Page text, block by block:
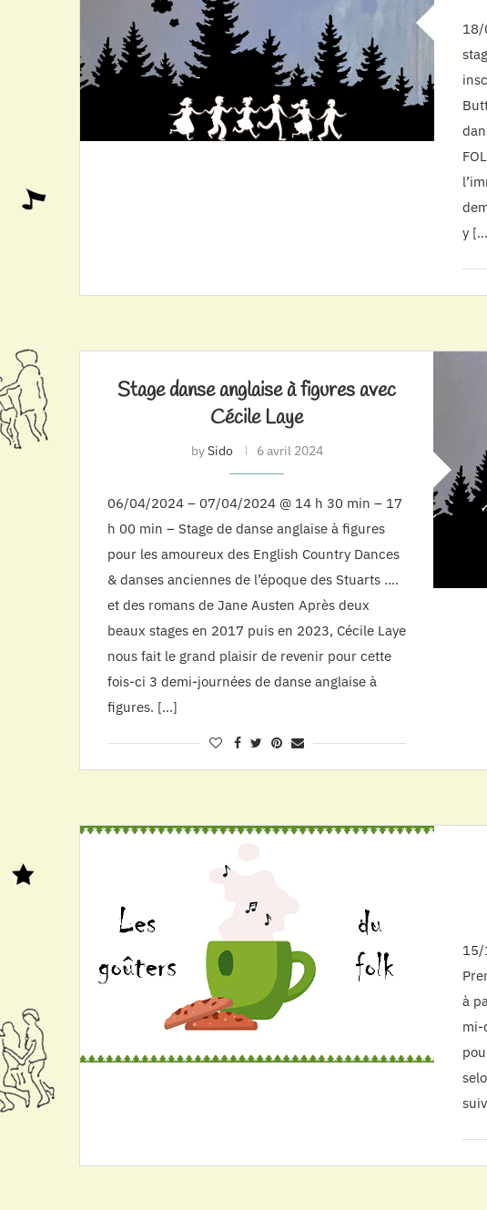
18/
y
Stage danse anglaise à figures avec
Cécile Laye
bySido 6 avril 2024
06/04/2024 – 07/04/2024 @ 14 h 30 min – 17
h 00 min – Stage de danse anglaise à figures
pour les amoureux des English Country Dances
& danses anciennes de l’époque des Stuarts ….
et des romans de Jane Austen Après deux
beaux stages en 2017 puis en 2023, Cécile Laye
nous fait le grand plaisir de revenir pour cette
fois-ci 3 demi-journées de danse anglaise à
figures. […]
15/
à
mi-